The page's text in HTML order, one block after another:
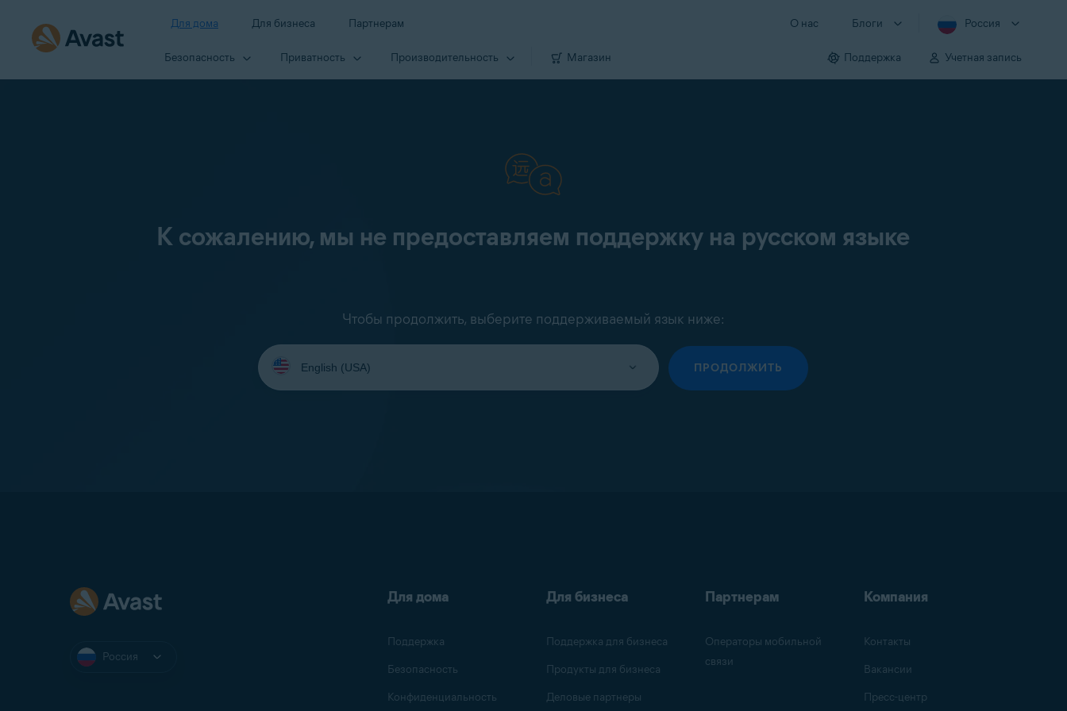
Для дома Для бизнеса Партнерам О нас Блоги Россия
Безопасность Приватность Производи­тельность Магазин Поддержка Учетная запись
К сожалению, мы не предоставляем поддержку на русском языке
Чтобы продолжить, выберите поддерживаемый язык ниже:
Выберите
язык:
ПРОДОЛЖИТЬ
Россия
Для дома
Поддержка
Безопасность
Конфиденциальность
Для бизнеса
Поддержка для бизнеса
Продукты для бизнеса
Деловые партнеры
Партнерам
Операторы мобильной
связи
Компания
Контакты
Вакансии
Пресс-центр